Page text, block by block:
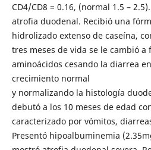
CD4/CD8 = 0.16, (normal 1.5 –
atrofia duodenal. Recibió una
hidrolizado extenso de caseína,
tres meses de vida se le cambió a
aminoácidos cesando la diarrea
crecimiento normal
y normalizando la histología
debutó a los 10 meses de edad
caracterizado por vómitos,
Presentó hipoalbuminemia